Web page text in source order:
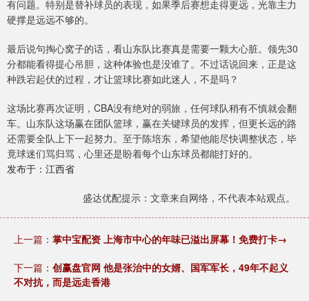
有问题。特别是替补球员的表现，如果季后赛想走得更远，光靠主力
硬撑是远远不够的。
最后说句掏心窝子的话，看山东队比赛真是需要一颗大心脏。领先30
分都能看得提心吊胆，这种体验也是没谁了。不过话说回来，正是这
种跌宕起伏的过程，才让篮球比赛如此迷人，不是吗？
这场比赛再次证明，CBA没有绝对的弱旅，任何球队稍有不慎就会翻
车。山东队这场赢在团队篮球，赢在关键球员的发挥，但更长远的路
还需要全队上下一起努力。至于陈培东，希望他能尽快调整状态，毕
竟球迷们骂归骂，心里还是盼着每个山东球员都能打好的。
发布于：江西省
盛达优配提示：文章来自网络，不代表本站观点。
上一篇： 掌中宝配资 上海市中心的年味已溢出屏幕！免费打卡→
下一篇： 创赢盘官网 他是张治中的女婿、国军军长，49年不起义
不对抗，而是远走香港